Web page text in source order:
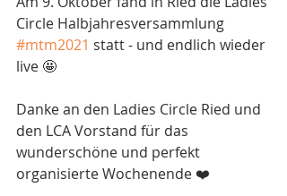
Circle Halbjahresversammlung
#mtm2021 statt - und endlich wieder
live 🤩
Danke an den Ladies Circle Ried und
den LCA Vorstand für das
wunderschöne und perfekt
organisierte Wochenende ❤️